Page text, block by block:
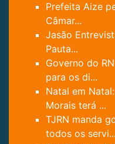
Prefeita Aize
Câmar...
Jasão
Pauta...
Governo do
para os di...
Natal em
Morais terá ...
TJRN manda
todos os servi...